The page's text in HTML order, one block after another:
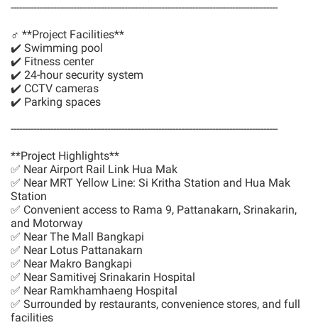
----------------------------------------------------------------------------------------------
‍♂️ **Project Facilities**
✔️ Swimming pool
✔️ Fitness center
✔️ 24-hour security system
✔️ CCTV cameras
✔️ Parking spaces
----------------------------------------------------------------------------------------------
**Project Highlights**
✅ Near Airport Rail Link Hua Mak
✅ Near MRT Yellow Line: Si Kritha Station and Hua Mak
Station
✅ Convenient access to Rama 9, Pattanakarn, Srinakarin,
and Motorway
✅ Near The Mall Bangkapi
✅ Near Lotus Pattanakarn
✅ Near Makro Bangkapi
✅ Near Samitivej Srinakarin Hospital
✅ Near Ramkhamhaeng Hospital
✅ Surrounded by restaurants, convenience stores, and full
facilities